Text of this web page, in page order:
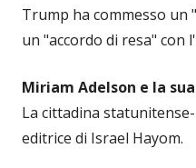
Trump ha commesso un "
un "accordo di resa" con
Miriam Adelson e la
La cittadina
editrice di Israel Hayom.